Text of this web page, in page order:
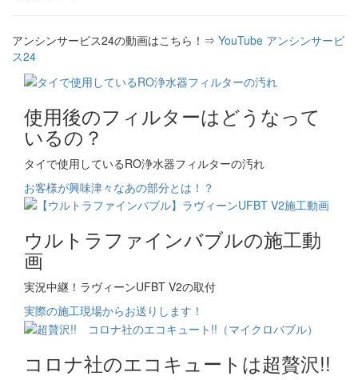
アンシンサービス24の動画はこちら！⇒ YouTube アンシンサービ
ス24
使用後のフィルターはどうなって
いるの？
タイで使用しているRO浄水器フィルターの汚れ
お客様が興味津々なあの部分とは！？
ウルトラファインバブルの施工動
画
実況中継！ラヴィーンUFBT V2の取付
実際の施工現場からお送りします！
コロナ社のエコキュートは超贅沢!!